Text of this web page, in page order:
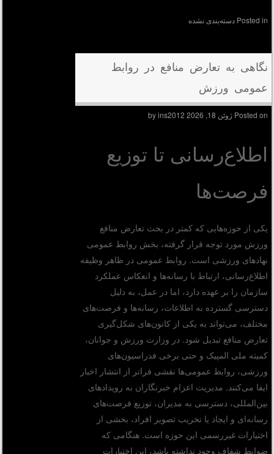
Posted inدسته‌بندی نشده
نگاهی به تعارض منافع در روابط
عمومی ورزش
Posted onژوئن 18, 2026 by
ins2012
اطلاع‌رسانی تا توزیع
فرصت‌ها
یکی از حوزه‌هایی که کمتر در بحث تعارض منافع
ورزش مورد توجه قرار گرفته، بخش روابط عمومی
نهادهای ورزشی است. روابط عمومی در ظاهر وظیفه
اطلاع‌رسانی، ارتباط با رسانه‌ها و انعکاس عملکرد
سازمان را بر عهده دارد، اما در عمل، به دلیل
دسترسی گسترده به اطلاعات، رسانه‌ها و فرصت‌های
مختلف، می‌تواند به یکی از کانون‌های شکل‌گیری
تعارض منافع تبدیل شود. در وزارت ورزش و جوانان،
کمیته ملی المپیک و حتی برخی فدراسیون‌های
ورزشی، روابط عمومی‌ها نقشی فراتر از انتشار اخبار
ایفا می‌کنند. مدیریت اعزام خبرنگاران به رویدادهای
بین‌المللی، دسترسی به مدیران، توزیع فرصت‌های
رسانه‌ای و ایجاد یا تخریب تصویر افراد، بخشی از
اختیارات غیررسمی این حوزه است. هنگامی که
ضوابط شفاف وجود نداشته باشد، این اختیارات